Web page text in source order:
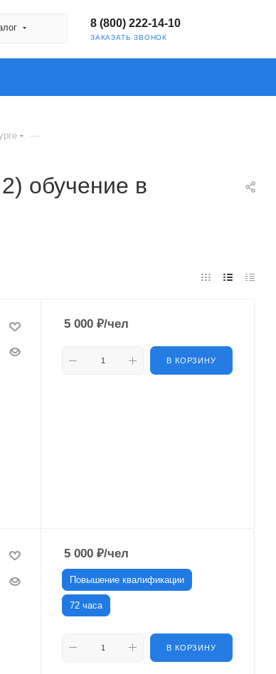
8 (800) 222-14-10
ЗАКАЗАТЬ ЗВОНОК
—
обучение в
5 000 ₽/чел
В КОРЗИНУ
5 000 ₽/чел
Повышение квалификации
72 часа
В КОРЗИНУ